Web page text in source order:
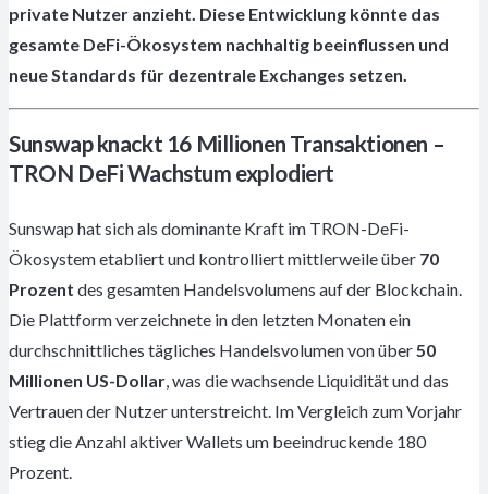
private Nutzer anzieht. Diese Entwicklung könnte das
gesamte DeFi-Ökosystem nachhaltig beeinflussen und
neue Standards für dezentrale Exchanges setzen.
Sunswap knackt 16 Millionen Transaktionen –
TRON DeFi Wachstum explodiert
Sunswap hat sich als dominante Kraft im TRON-DeFi-
Ökosystem etabliert und kontrolliert mittlerweile über 70
Prozent des gesamten Handelsvolumens auf der Blockchain.
Die Plattform verzeichnete in den letzten Monaten ein
durchschnittliches tägliches Handelsvolumen von über 50
Millionen US-Dollar , was die wachsende Liquidität und das
Vertrauen der Nutzer unterstreicht. Im Vergleich zum Vorjahr
stieg die Anzahl aktiver Wallets um beeindruckende 180
Prozent.